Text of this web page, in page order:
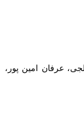
امین پور،